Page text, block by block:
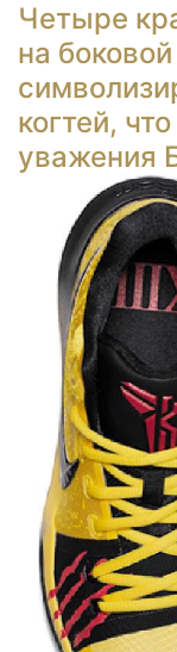
Четыре
на
когтей,
уважения